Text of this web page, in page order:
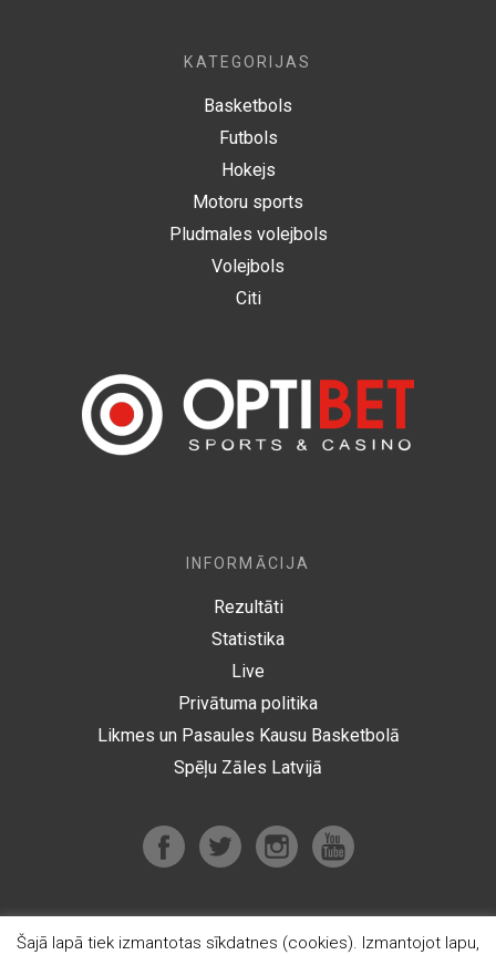
KATEGORIJAS
Basketbols
Futbols
Hokejs
Motoru sports
Pludmales volejbols
Volejbols
Citi
INFORMĀCIJA
Rezultāti
Statistika
Live
Privātuma politika
Likmes un Pasaules Kausu Basketbolā
Spēļu Zāles Latvijā
Šajā lapā tiek izmantotas sīkdatnes (cookies). Izmantojot lapu,